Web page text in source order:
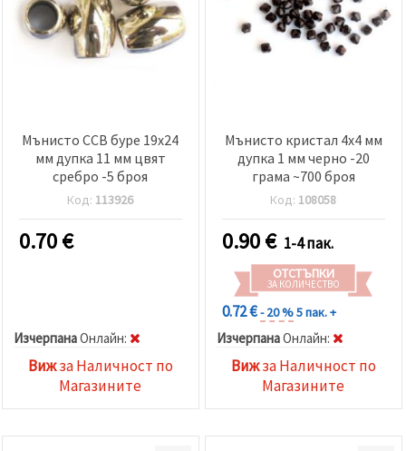
Мънисто CCB буре 19x24
мм дупка 11 мм цвят
сребро -5 броя
Код: 113926
0.70€
ИзчерпанаOнлайн:
Вижза Наличност по
Магазините
Мънисто кристал 4x4 мм
дупка 1 мм черно -20
грама ~700 броя
Код: 108058
0.90€ 1-4 пак.
ОТСТЪПКИ
ЗА КОЛИЧЕСТВО
0.72 €- 20 %5 пак. +
ИзчерпанаOнлайн:
Вижза Наличност по
Магазините